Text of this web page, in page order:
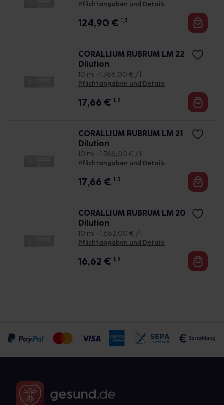
Pflichtangaben und Details
124,90 € 1, 3
CORALLIUM RUBRUM LM 22
Dilution
10 ml • 1.766,00 € / l
Pflichtangaben und Details
17,66 € 1, 3
CORALLIUM RUBRUM LM 21
Dilution
10 ml • 1.766,00 € / l
Pflichtangaben und Details
17,66 € 1, 3
CORALLIUM RUBRUM LM 20
Dilution
10 ml • 1.662,00 € / l
Pflichtangaben und Details
16,62 € 1, 3